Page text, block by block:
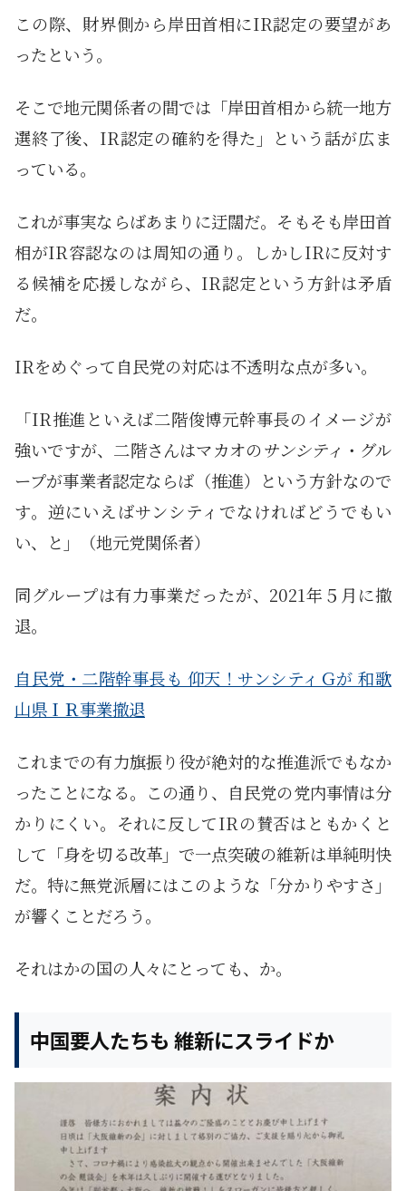
この際、財界側から岸田首相にIR認定の要望があ
ったという。
そこで地元関係者の間では「岸田首相から統一地方
選終了後、IR認定の確約を得た」という話が広ま
っている。
これが事実ならばあまりに迂闊だ。そもそも岸田首
相がIR容認なのは周知の通り。しかしIRに反対す
る候補を応援しながら、IR認定という方針は矛盾
だ。
IRをめぐって自民党の対応は不透明な点が多い。
「IR推進といえば二階俊博元幹事長のイメージが
強いですが、二階さんはマカオのサンシティ ・グル
ープが事業者認定ならば（推進）という方針なので
す。逆にいえばサンシティでなければどうでもい
い、と」（地元党関係者）
同グループは有力事業だったが、2021年５月に撤
退。
自民党・二階幹事長も 仰天！サンシティＧが 和歌
山県ＩＲ事業撤退
これまでの有力旗振り役が絶対的な推進派でもなか
ったことになる。この通り、自民党の党内事情は分
かりにくい。それに反してIRの賛否はともかくと
して「身を切る改革」で一点突破の維新は単純明快
だ。特に無党派層にはこのような「分かりやすさ」
が響くことだろう。
それはかの国の人々にとっても、か。
中国要人たちも 維新にスライドか